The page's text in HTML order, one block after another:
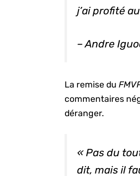
j’ai profité
– Andre
La remise du
commentaires
déranger.
« Pas du
dit, mais il